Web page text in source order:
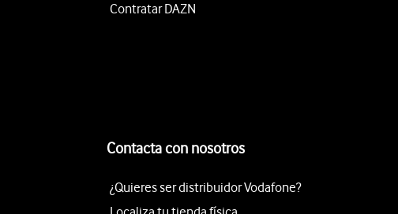
Contratar DAZN
Contacta con nosotros
¿Quieres ser distribuidor Vodafone?